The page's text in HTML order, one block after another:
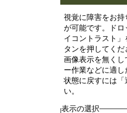
視覚に障害をお持
が可能です。ド
イコントラスト
タンを押してく
画像表示を無く
ー作業などに適
状態に戻すには「
い。
表示の選択